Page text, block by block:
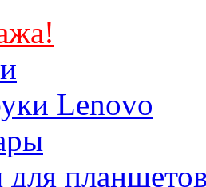
Lenovo